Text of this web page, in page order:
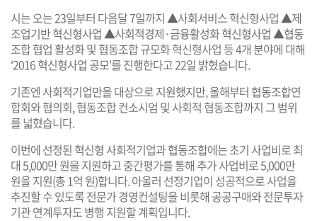
시는 오는 23일부터 다음달 7일까지 ▲사회서비스 혁신형사업 ▲제
조업기반 혁신형사업 ▲사회적경제·금융활성화 혁신형사업 ▲협동
조합 협업 활성화 및 협동조합 규모화 혁신형사업 등 4개 분야에 대해
‘2016 혁신형사업 공모’를 진행한다고 22일 밝혔습니다.
기존엔 사회적기업만을 대상으로 지원했지만, 올해부터 협동조합연
합회와 협의회, 협동조합 컨소시엄 및 사회적 협동조합까지 그 범위
를 넓혔습니다.
이번에 선정된 혁신형 사회적기업과 협동조합에는 초기 사업비로 최
대 5,000만 원을 지원하고 중간평가를 통해 추가 사업비로 5,000만
원을 지원(총 1억 원)합니다. 아울러 선정기업이 성공적으로 사업을
추진할 수 있도록 전문가 경영컨설팅을 비롯해 공공구매와 전문투자
기관 연계투자도 병행 지원할 계획입니다.